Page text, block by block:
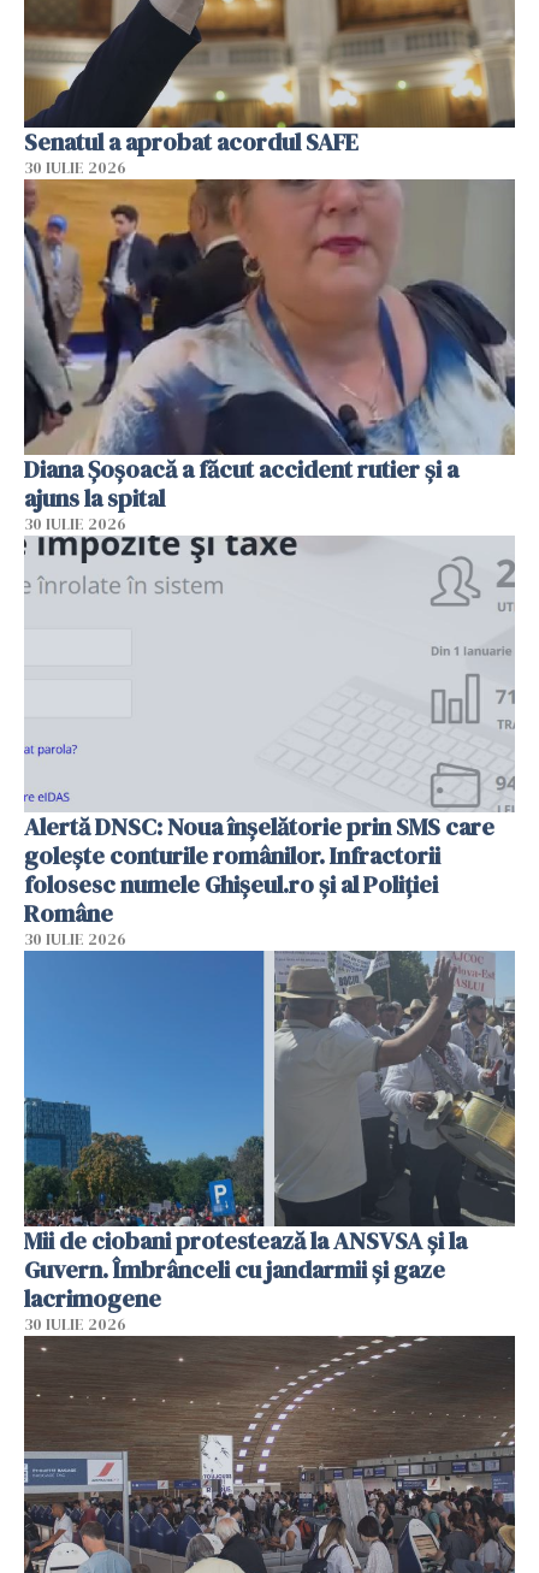
Senatul a aprobat acordul SAFE
30 IULIE 2026
Diana Șoșoacă a făcut accident rutier și a
ajuns la spital
30 IULIE 2026
Alertă DNSC: Noua înșelătorie prin SMS care
golește conturile românilor. Infractorii
folosesc numele Ghișeul.ro și al Poliției
Române
30 IULIE 2026
Mii de ciobani protestează la ANSVSA și la
Guvern. Îmbrânceli cu jandarmii și gaze
lacrimogene
30 IULIE 2026